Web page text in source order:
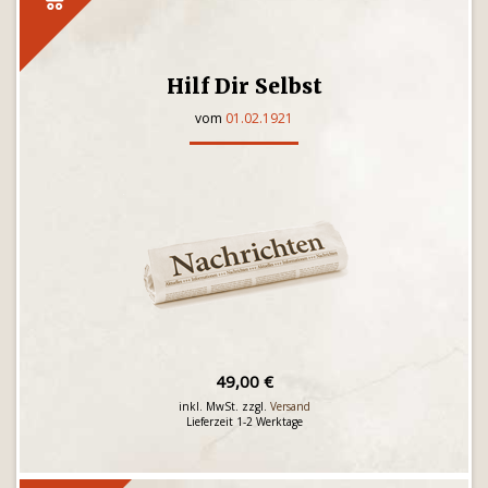
Hilf Dir Selbst
vom 01.02.1921
49,00 €
inkl. MwSt. zzgl. Versand
Lieferzeit 1-2 Werktage